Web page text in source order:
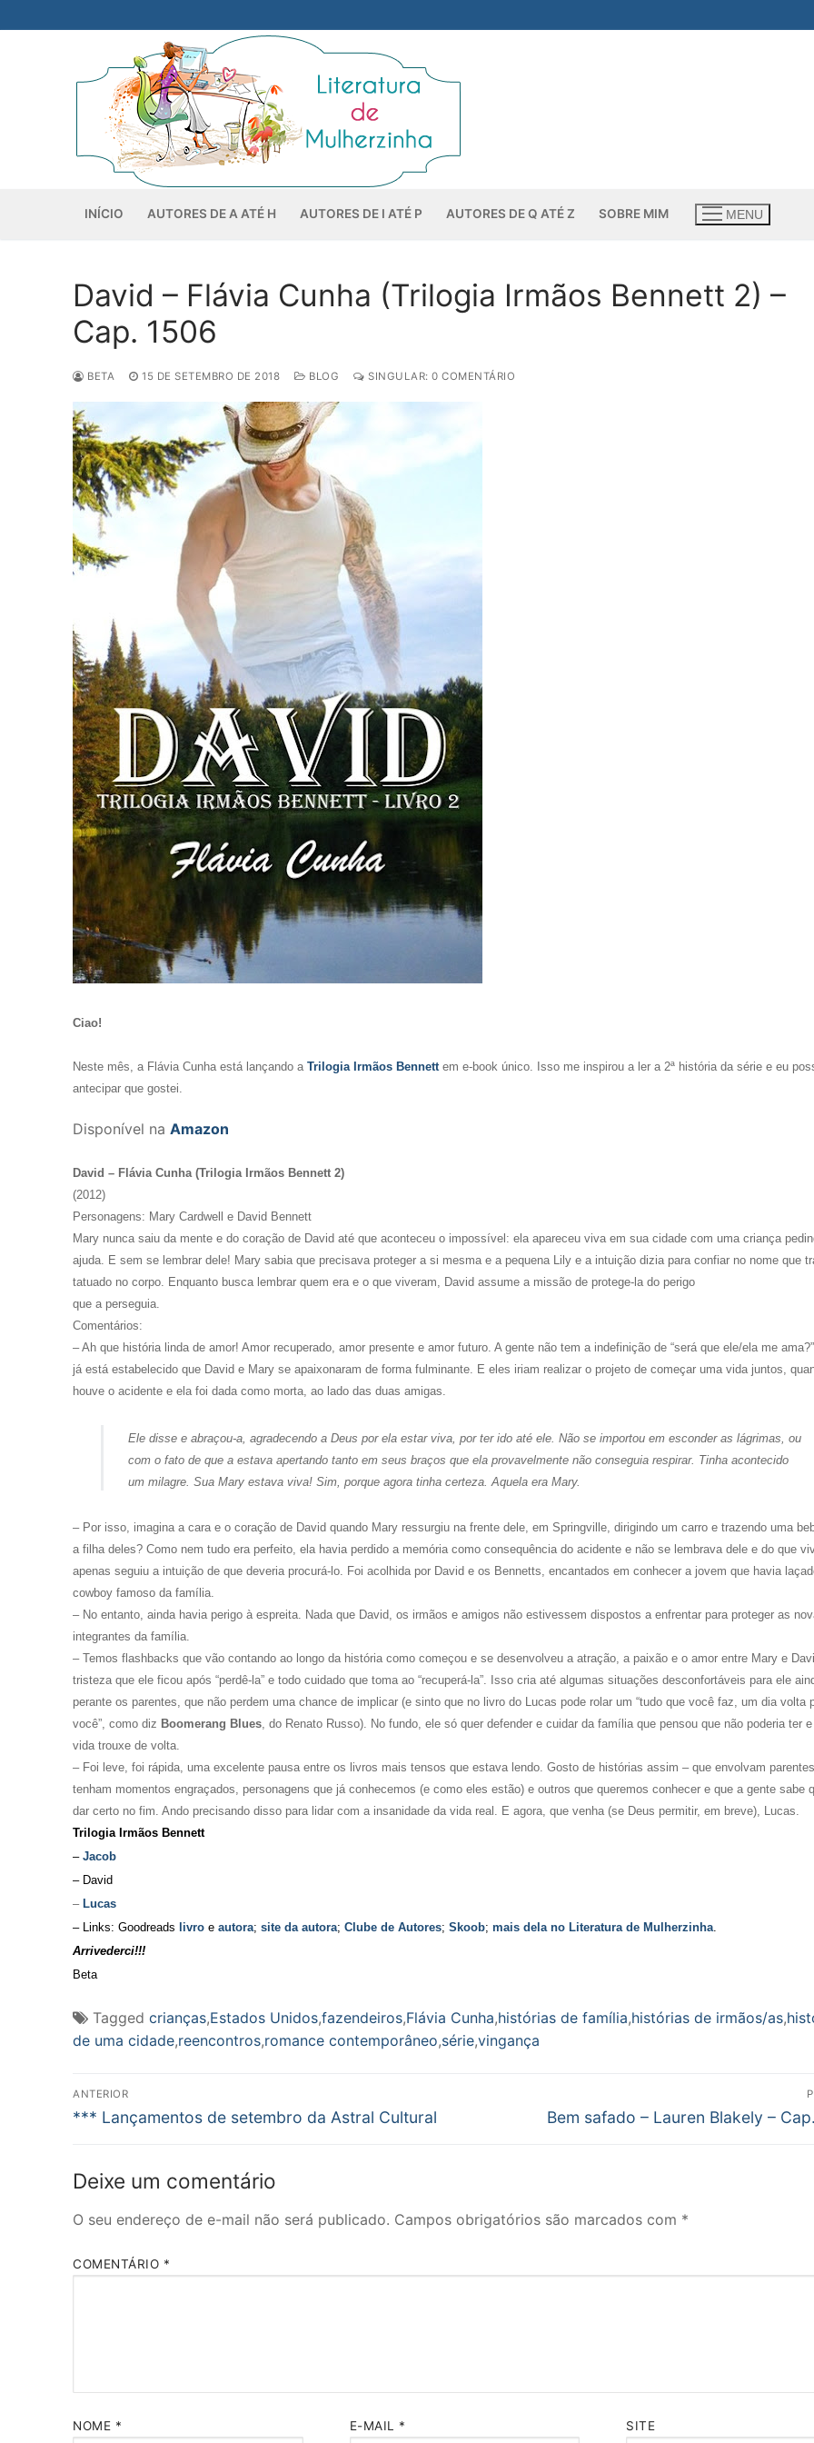
para
INÍCIO AUTORES DE A ATÉ H AUTORES DE I ATÉ P AUTORES DE Q ATÉ Z SOBRE MIM MENU
David – Flávia Cunha (Trilogia Irmãos Bennett 2) –
Cap. 1506
BETA 15 DE SETEMBRO DE 2018 BLOG SINGULAR: 0 COMENTÁRIO
Ciao!
Neste mês, a Flávia Cunha está lançando a Trilogia Irmãos Bennett em e-book único. Isso me inspirou a ler a 2ª história da série e eu
antecipar que gostei.
Disponível na Amazon
David – Flávia Cunha (Trilogia Irmãos Bennett 2)
(2012)
Personagens: Mary Cardwell e David Bennett
Mary nunca saiu da mente e do coração de David até que aconteceu o impossível: ela apareceu viva em sua cidade com uma criança
ajuda. E sem se lembrar dele! Mary sabia que precisava proteger a si mesma e a pequena Lily e a intuição dizia para confiar no nome que
tatuado no corpo. Enquanto busca lembrar quem era e o que viveram, David assume a missão de protege-la do perigo
que a perseguia.
Comentários:
– Ah que história linda de amor! Amor recuperado, amor presente e amor futuro. A gente não tem a indefinição de “será que ele/ela me
já está estabelecido que David e Mary se apaixonaram de forma fulminante. E eles iriam realizar o projeto de começar uma vida juntos,
houve o acidente e ela foi dada como morta, ao lado das duas amigas.
Ele disse e abraçou-a, agradecendo a Deus por ela estar viva, por ter ido até ele. Não se importou em esconder as lágrimas, ou
com o fato de que a estava apertando tanto em seus braços que ela provavelmente não conseguia respirar. Tinha acontecido
um milagre. Sua Mary estava viva! Sim, porque agora tinha certeza. Aquela era Mary.
– Por isso, imagina a cara e o coração de David quando Mary ressurgiu na frente dele, em Springville, dirigindo um carro e trazendo uma
a filha deles? Como nem tudo era perfeito, ela havia perdido a memória como consequência do acidente e não se lembrava dele e do que
apenas seguiu a intuição de que deveria procurá-lo. Foi acolhida por David e os Bennetts, encantados em conhecer a jovem que havia
cowboy famoso da família.
– No entanto, ainda havia perigo à espreita. Nada que David, os irmãos e amigos não estivessem dispostos a enfrentar para proteger as
integrantes da família.
– Temos flashbacks que vão contando ao longo da história como começou e se desenvolveu a atração, a paixão e o amor entre Mary e
tristeza que ele ficou após “perdê-la” e todo cuidado que toma ao “recuperá-la”. Isso cria até algumas situações desconfortáveis para ele
perante os parentes, que não perdem uma chance de implicar (e sinto que no livro do Lucas pode rolar um “tudo que você faz, um dia volta
você”, como diz Boomerang Blues, do Renato Russo). No fundo, ele só quer defender e cuidar da família que pensou que não poderia ter
vida trouxe de volta.
– Foi leve, foi rápida, uma excelente pausa entre os livros mais tensos que estava lendo. Gosto de histórias assim – que envolvam
tenham momentos engraçados, personagens que já conhecemos (e como eles estão) e outros que queremos conhecer e que a gente sabe
dar certo no fim. Ando precisando disso para lidar com a insanidade da vida real. E agora, que venha (se Deus permitir, em breve), Lucas.
Trilogia Irmãos Bennett
– Jacob
– David
– Lucas
– Links: Goodreads
livro e autora; site da autora; Clube de Autores; Skoob; mais dela no Literatura de Mulherzinha.
Arrivederci!!!
Beta
Tagged crianças,Estados Unidos,fazendeiros,Flávia Cunha,histórias de família,histórias de irmãos/as,
de uma cidade,reencontros,romance contemporâneo,série,vingança
Navegação
de
ANTERIOR
Post
*** Lançamentos de setembro da Astral Cultural
Próximo
Bem safado – Lauren Blakely –
Deixe um comentário
O seu endereço de e-mail não será publicado. Campos obrigatórios são marcados com *
COMENTÁRIO *
NOME * E-MAIL * SITE